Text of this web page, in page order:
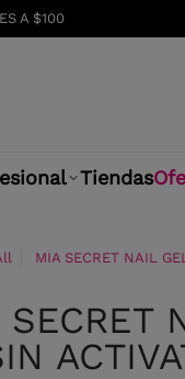
A $100
Tiendas
MIA SECRET NAIL
SECRET